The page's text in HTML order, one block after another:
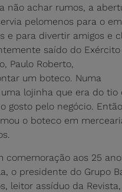
não achar rumos, a
pelomenos para o
e para divertir amigos e
saído do
Paulo Roberto,
um boteco. Numa
lojinha que era do tio
gosto pelo negócio.
o boteco em
comemoração aos 25
o presidente do Grupo
leitor assíduo da